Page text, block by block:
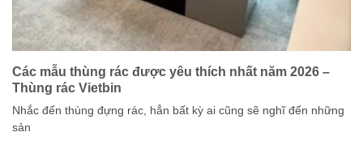
Các mẫu thùng rác được yêu thích nhất năm 2026 –
Thùng rác Vietbin
Nhắc đến thùng đựng rác, hẳn bất kỳ ai cũng sẽ nghĩ đến những
sản